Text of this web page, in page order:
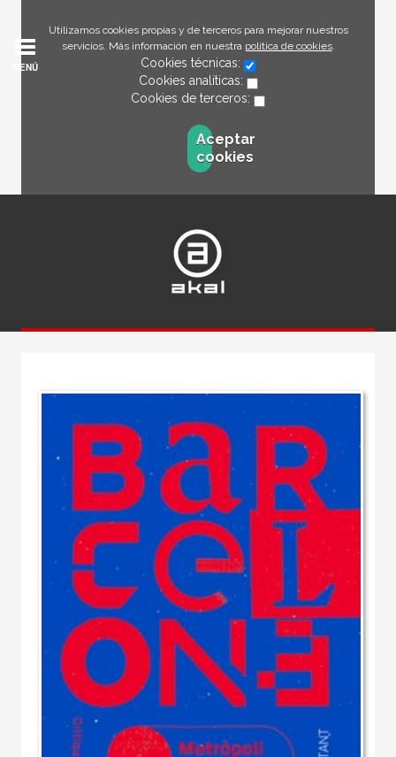
Utilizamos cookies propias y de terceros para mejorar nuestros
servicios. Más información en nuestra política de cookies.
Cookies técnicas:
Cookies analíticas:
Cookies de terceros:
Aceptar
cookies
MENÚ